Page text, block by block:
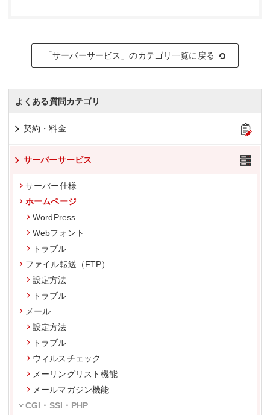
「サーバーサービス」のカテゴリ一覧に戻る
よくある質問カテゴリ
契約・料金
サーバーサービス
サーバー仕様
ホームページ
WordPress
Webフォント
トラブル
ファイル転送（FTP）
設定方法
トラブル
メール
設定方法
トラブル
ウィルスチェック
メーリングリスト機能
メールマガジン機能
CGI・SSI・PHP